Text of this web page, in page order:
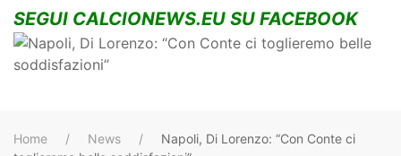
SEGUI CALCIONEWS.EU SU FACEBOOK
Home News
Napoli, Di Lorenzo: “Con Conte ci